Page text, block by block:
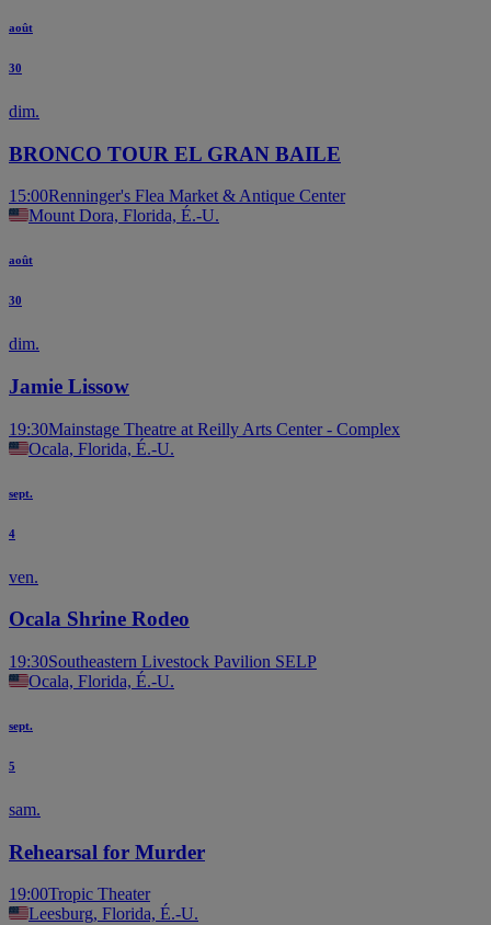
août
30
dim.
BRONCO TOUR EL GRAN BAILE
15:00Renninger's Flea Market & Antique Center
Mount Dora, Florida, É.-U.
août
30
dim.
Jamie Lissow
19:30Mainstage Theatre at Reilly Arts Center - Complex
Ocala, Florida, É.-U.
sept.
4
ven.
Ocala Shrine Rodeo
19:30Southeastern Livestock Pavilion SELP
Ocala, Florida, É.-U.
sept.
5
sam.
Rehearsal for Murder
19:00Tropic Theater
Leesburg, Florida, É.-U.